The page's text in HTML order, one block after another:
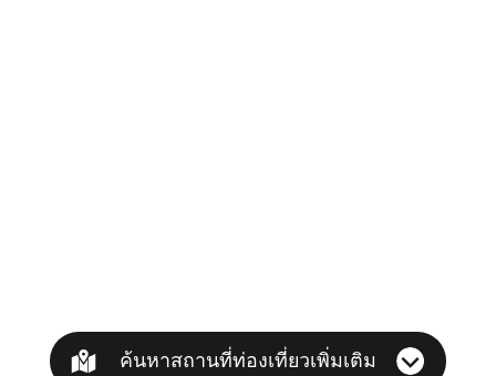
ค้นหาสถานที่ท่องเที่ยวเพิ่มเติม